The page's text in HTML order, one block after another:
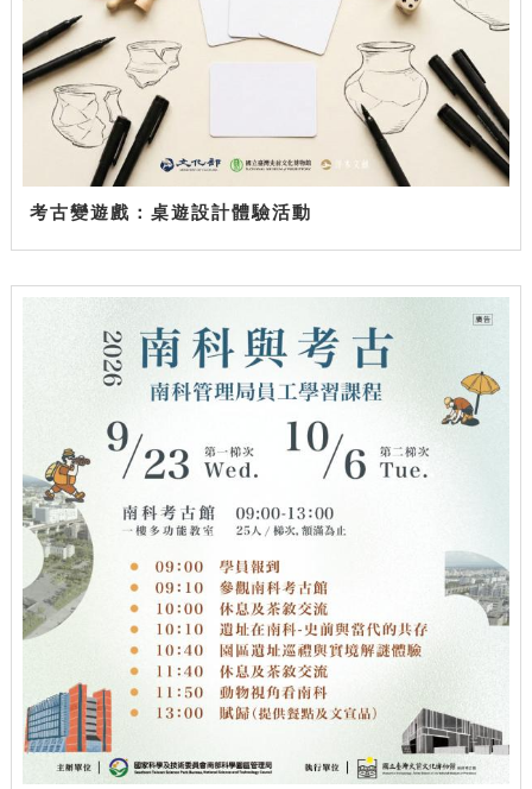
考古變遊戲：桌遊設計體驗活動